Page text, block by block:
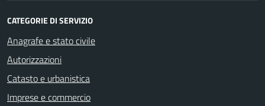
CATEGORIE DI SERVIZIO
Anagrafe e stato civile
Autorizzazioni
Catasto e urbanistica
Imprese e commercio